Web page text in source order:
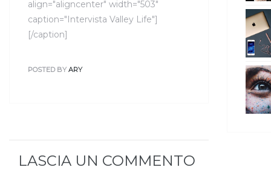
align="aligncenter" width="503"
caption="Intervista Valley Life"]
[/caption]
POSTED BY ARY
LASCIA UN COMMENTO